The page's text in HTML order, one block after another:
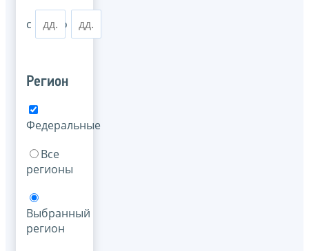
с по
Регион
Федеральные
Все
регионы
Выбранный
регион